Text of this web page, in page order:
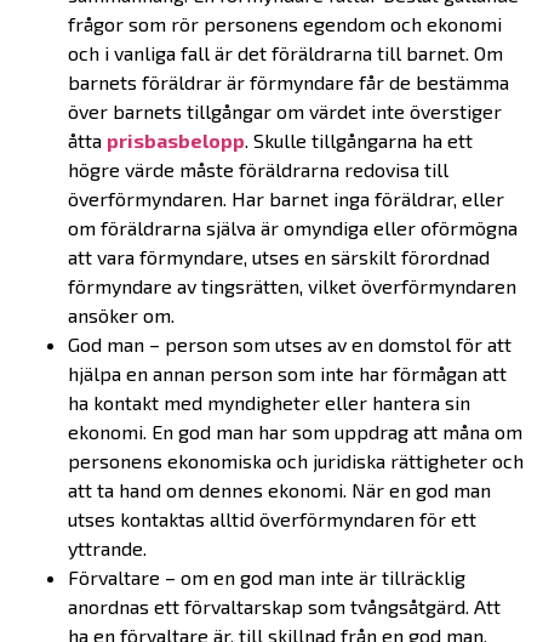
frågor som rör personens egendom och ekonomi
och i vanliga fall är det föräldrarna till barnet. Om
barnets föräldrar är förmyndare får de bestämma
över barnets tillgångar om värdet inte överstiger
åtta prisbasbelopp. Skulle tillgångarna ha ett
högre värde måste föräldrarna redovisa till
överförmyndaren. Har barnet inga föräldrar, eller
om föräldrarna själva är omyndiga eller oförmögna
att vara förmyndare, utses en särskilt förordnad
förmyndare av tingsrätten, vilket överförmyndaren
ansöker om.
God man – person som utses av en domstol för att
hjälpa en annan person som inte har förmågan att
ha kontakt med myndigheter eller hantera sin
ekonomi. En god man har som uppdrag att måna om
personens ekonomiska och juridiska rättigheter och
att ta hand om dennes ekonomi. När en god man
utses kontaktas alltid överförmyndaren för ett
yttrande.
Förvaltare – om en god man inte är tillräcklig
anordnas ett förvaltarskap som tvångsåtgärd. Att
ha en förvaltare är, till skillnad från en god man,